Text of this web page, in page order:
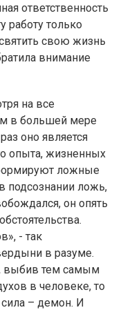
ответственность
работу только
свою жизнь
внимание
на все
в большей мере
оно является
опыта, жизненных
ложные
подсознании ложь,
он опять
- так
в разуме.
выбив тем самым
в человеке, то
сила – демон. И